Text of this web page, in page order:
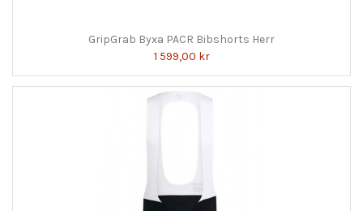
GripGrab Byxa PACR Bibshorts Herr
1 599,00 kr